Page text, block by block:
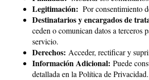
Legitimación: Por consentimiento
Destinatarios y encargados de
ceden o comunican datos a terceros
servicio.
Derechos: Acceder, rectificar y
Información Adicional: Puede
detallada en la Política de Privacidad.